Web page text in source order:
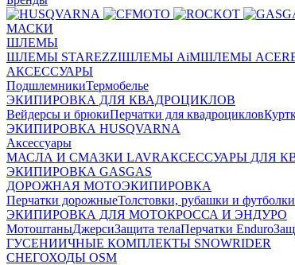
МАСКИ
ШЛЕМЫ
ШЛЕМЫ STAREZZIШЛЕМЫ AiMШЛЕМЫ
АКСЕССУАРЫ
ПодшлемникиТермобелье
ЭКИПИРОВКА ДЛЯ КВАДРОЦИКЛОВ
Вейдерсы и брюкиПерчатки для квадроциклов
ЭКИПИРОВКА HUSQVARNA
Аксессуары
МАСЛА И СМАЗКИ LAVRАКСЕССУАРЫ ДЛЯ
ЭКИПИРОВКА GASGAS
ДОРОЖНАЯ МОТОЭКИПИРОВКА
Перчатки дорожныеТолстовки, рубашки и футболки
ЭКИПИРОВКА ДЛЯ МОТОКРОССА И ЭНДУРО
МотоштаныДжерсиЗащита телаПерчатки Enduro
ГУСЕНИИЧНЫЕ КОМПЛЕКТЫ SNOWRIDER
СНЕГОХОДЫ OSM